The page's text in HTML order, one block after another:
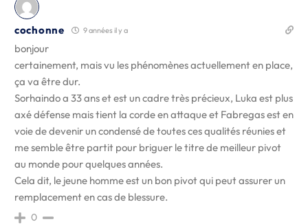
cochonne 9 années il y a
bonjour
certainement, mais vu les phénomènes actuellement en place,
ça va être dur.
Sorhaindo a 33 ans et est un cadre très précieux, Luka est plus
axé défense mais tient la corde en attaque et Fabregas est en
voie de devenir un condensé de toutes ces qualités réunies et
me semble être partit pour briguer le titre de meilleur pivot
au monde pour quelques années.
Cela dit, le jeune homme est un bon pivot qui peut assurer un
remplacement en cas de blessure.
0